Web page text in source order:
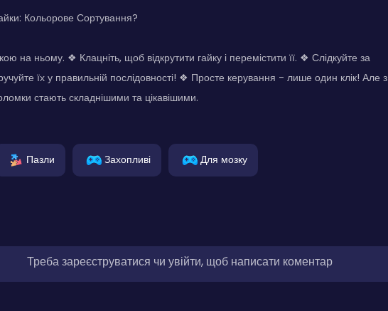
Кольорове Сортування?
на ньому. ❖ Клацніть, щоб відкрутити гайку і перемістити її. ❖ Слідкуйте за
їх у правильній послідовності! ❖ Просте керування - лише один клік! Але з
стають складнішими та цікавішими.
Пазли Захопливі Для мозку
Треба зареєструватися чи увійти, щоб написати коментар